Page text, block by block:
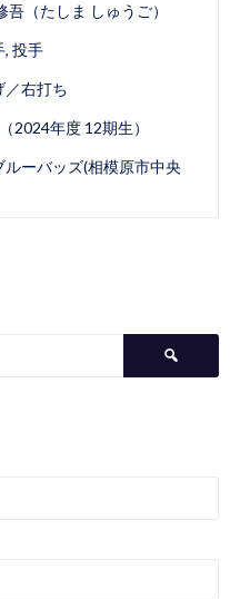
吾（たしま しゅうご）
, 投手
／右打ち
2024年度 12期生）
ルーバッズ(相模原市中央